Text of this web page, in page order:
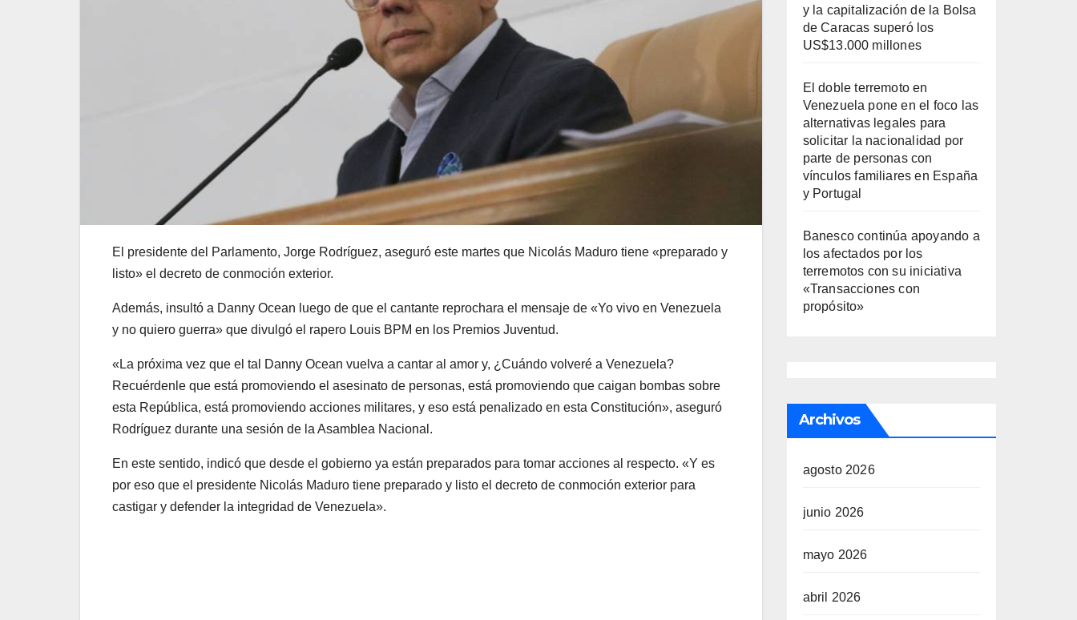
El presidente del Parlamento, Jorge Rodríguez, aseguró este martes que Nicolás Maduro tiene «preparado y
listo» el decreto de conmoción exterior.
Además, insultó a Danny Ocean luego de que el cantante reprochara el mensaje de «Yo vivo en Venezuela
y no quiero guerra» que divulgó el rapero Louis BPM en los Premios Juventud.
«La próxima vez que el tal Danny Ocean vuelva a cantar al amor y, ¿Cuándo volveré a Venezuela?
Recuérdenle que está promoviendo el asesinato de personas, está promoviendo que caigan bombas sobre
esta República, está promoviendo acciones militares, y eso está penalizado en esta Constitución», aseguró
Rodríguez durante una sesión de la Asamblea Nacional.
En este sentido, indicó que desde el gobierno ya están preparados para tomar acciones al respecto. «Y es
por eso que el presidente Nicolás Maduro tiene preparado y listo el decreto de conmoción exterior para
castigar y defender la integridad de Venezuela».
y la capitalización de la Bolsa
de Caracas superó los
US$13.000 millones
El doble terremoto en
Venezuela pone en el foco las
alternativas legales para
solicitar la nacionalidad por
parte de personas con
vínculos familiares en España
y Portugal
Banesco continúa apoyando a
los afectados por los
terremotos con su iniciativa
«Transacciones con
propósito»
Archivos
agosto 2026
junio 2026
mayo 2026
abril 2026